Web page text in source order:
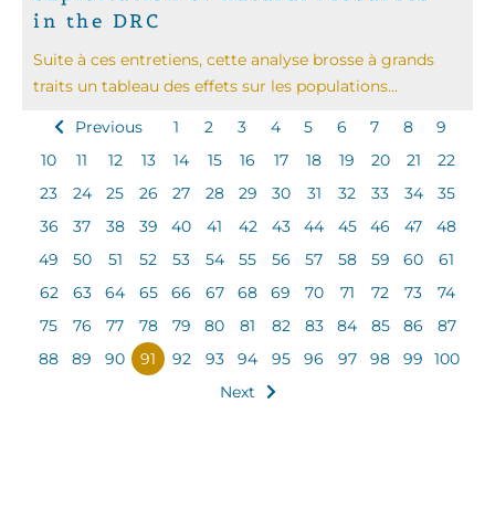
in the DRC
Suite à ces entretiens, cette analyse brosse à grands
traits un tableau des effets sur les populations...
Previous 1 2 3 4 5 6 7 8
9
10
11 12 13 14 15 16 17 18 19 20 21
22
23
24 25 26 27 28 29 30 31 32 33 34
35
36
37 38 39 40 41 42 43 44 45 46 47
48
49
50 51 52 53 54 55 56 57 58 59 60
61
62
63 64 65 66 67 68 69 70 71 72 73
74
75
76 77 78 79 80 81 82 83 84 85 86
87
88
89 90 91 92 93 94 95 96 97 98 99
100
Next